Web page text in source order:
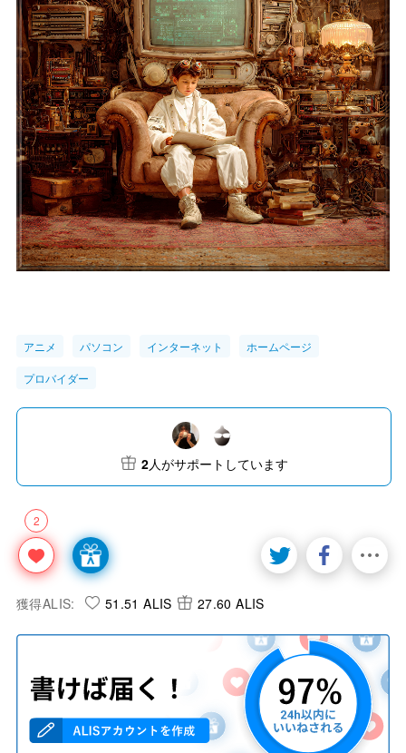
アニメ パソコン インターネット ホームページ
プロバイダー
2
2人がサポートしています
獲得ALIS: 51.51 ALIS 27.60 ALIS